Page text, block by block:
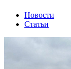
Новости
Статьи